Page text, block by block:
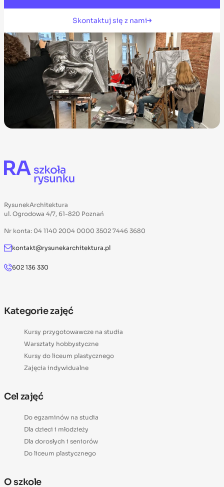
Skontaktuj się z nami
RysunekArchitektura
ul. Ogrodowa 4/7, 61-820 Poznań
Nr konta: 04 1140 2004 0000 3502 7446 3680
kontakt@rysunekarchitektura.pl
602 136 330
Kategorie zajęć
Kursy przygotowawcze na studia
Warsztaty hobbystyczne
Kursy do liceum plastycznego
Zajęcia indywidualne
Cel zajęć
Do egzaminów na studia
Dla dzieci i młodzieży
Dla dorosłych i seniorów
Do liceum plastycznego
O szkole